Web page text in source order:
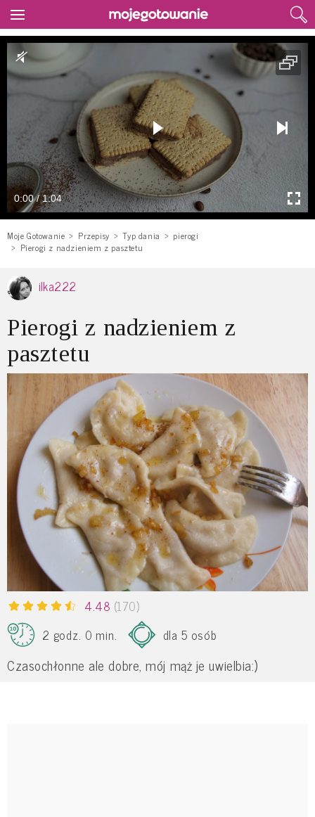
0:00 / 1:04
Moje Gotowanie Przepisy Typ dania
pierogi
Pierogi z nadzieniem z pasztetu
ilka222
Pierogi z nadzieniem z
pasztetu
4.48 (170)
2 godz. 0 min.
dla 5 osób
Czasochłonne ale dobre, mój mąż je uwielbia:)